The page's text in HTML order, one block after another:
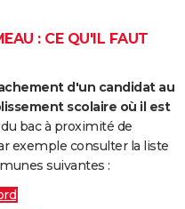
: CE QU'IL FAUT
d'un candidat au
scolaire où il est
bac à proximité de
exemple consulter la liste
suivantes :